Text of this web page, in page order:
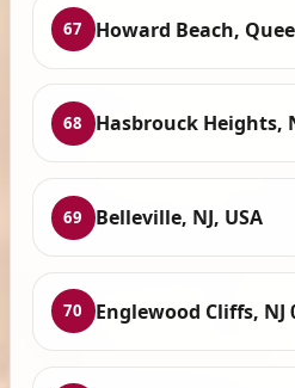
67 Howard Beach,
68 Hasbrouck Heights,
69 Belleville, NJ, USA
70 Englewood Cliffs, NJ